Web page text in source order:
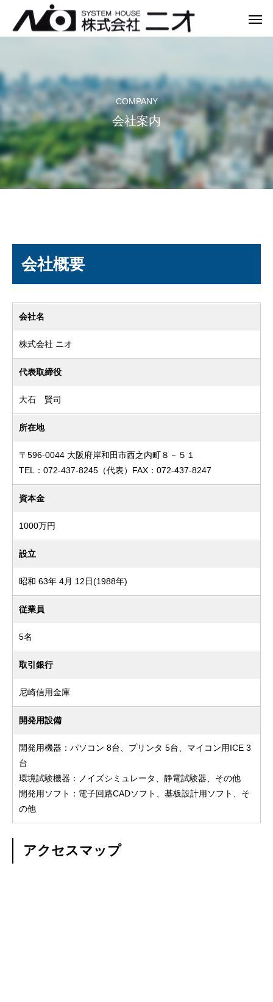
Warning /var/www/
Warning
/var/www/
Warning
/var/www/
COMPANY
会社案内
会社概要
会社名
株式会社 ニオ
代表取締役
大石 賢司
所在地
〒596-0044 大阪府岸和田市西之内町８－５１
TEL：072-437-8245（代表）FAX：072-437-8247
資本金
1000万円
設立
昭和 63年 4月 12日(1988年)
従業員
5名
取引銀行
尼崎信用金庫
開発用設備
開発用機器：パソコン 8台、プリンタ 5台、マイコン用ICE 3
台
環境試験機器：ノイズシミュレータ、静電試験器、その他
開発用ソフト：電子回路CADソフト、基板設計用ソフト、そ
の他
アクセスマップ